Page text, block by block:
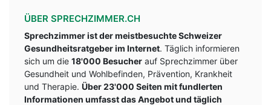
ÜBER SPRECHZIMMER.CH
Sprechzimmer ist der meistbesuchte Schweizer
Gesundheitsratgeber im Internet. Täglich informieren
sich um die 18'000 Besucher auf Sprechzimmer über
Gesundheit und Wohlbefinden, Prävention, Krankheit
und Therapie. Über 23'000 Seiten mit fundlerten
Informationen umfasst das Angebot und täglich